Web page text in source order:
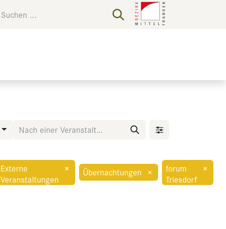
Externe
Veranstaltungen
× Übernachtungen ×
forum
Triesdorf
×